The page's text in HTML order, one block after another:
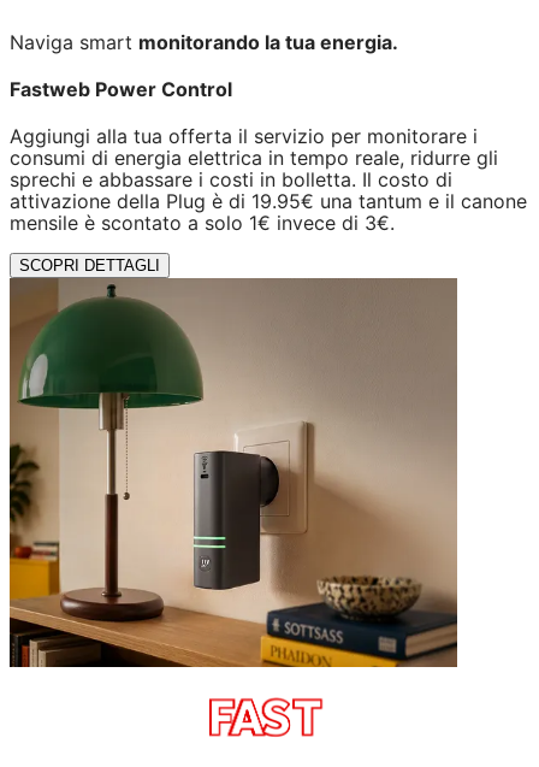
Naviga smart monitorando la tua energia.
Fastweb Power Control
Aggiungi alla tua offerta il servizio per monitorare i
consumi di energia elettrica in tempo reale, ridurre gli
sprechi e abbassare i costi in bolletta. Il costo di
attivazione della Plug è di 19.95€ una tantum e il canone
mensile è scontato a solo 1€ invece di 3€.
SCOPRI DETTAGLI